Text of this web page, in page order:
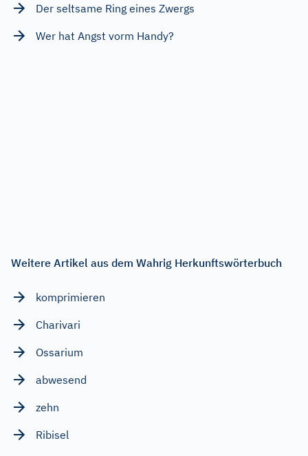
Der seltsame Ring eines Zwergs
Wer hat Angst vorm Handy?
Weitere Artikel aus dem Wahrig Herkunftswörterbuch
komprimieren
Charivari
Ossarium
abwesend
zehn
Ribisel